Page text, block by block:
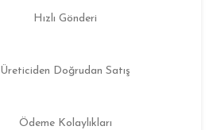
Hızlı Gönderi
Üreticiden Doğrudan Satış
Ödeme Kolaylıkları